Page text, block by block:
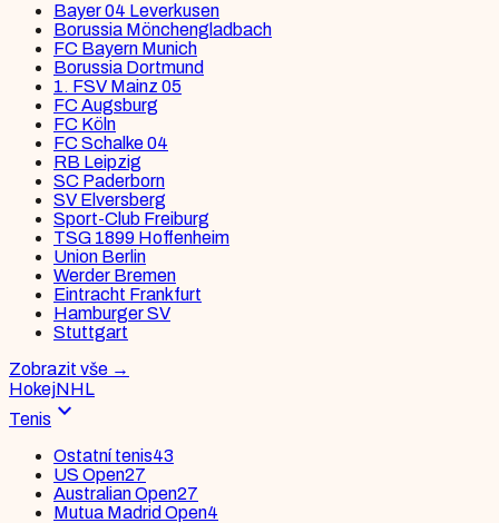
Bayer 04 Leverkusen
Borussia Mönchengladbach
FC Bayern Munich
Borussia Dortmund
1. FSV Mainz 05
FC Augsburg
FC Köln
FC Schalke 04
RB Leipzig
SC Paderborn
SV Elversberg
Sport-Club Freiburg
TSG 1899 Hoffenheim
Union Berlin
Werder Bremen
Eintracht Frankfurt
Hamburger SV
Stuttgart
Zobrazit vše →
HokejNHL
Tenis expand_more
Ostatní tenis43
US Open27
Australian Open27
Mutua Madrid Open4